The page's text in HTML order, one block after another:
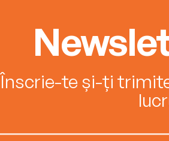
Înscrie-te și-ți